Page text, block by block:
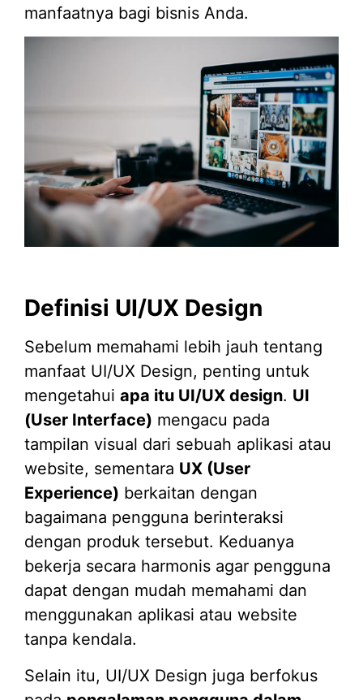
manfaatnya bagi bisnis Anda.
Definisi UI/UX Design
Sebelum memahami lebih jauh tentang
manfaat UI/UX Design, penting untuk
mengetahui apa itu UI/UX design. UI
(User Interface) mengacu pada
tampilan visual dari sebuah aplikasi atau
website, sementara UX (User
Experience) berkaitan dengan
bagaimana pengguna berinteraksi
dengan produk tersebut. Keduanya
bekerja secara harmonis agar pengguna
dapat dengan mudah memahami dan
menggunakan aplikasi atau website
tanpa kendala.
Selain itu, UI/UX Design juga berfokus